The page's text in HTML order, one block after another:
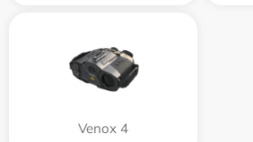
Venox 4